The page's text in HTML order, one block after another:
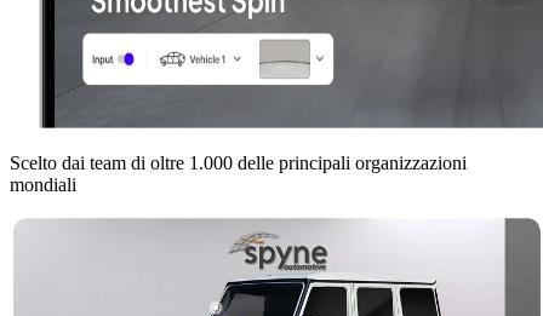
Scelto dai team di oltre 1.000 delle principali organizzazioni
mondiali